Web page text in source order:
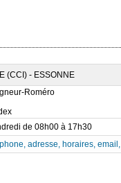
(CCI) - ESSONNE
Roméro
de 08h00 à 17h30
adresse, horaires,